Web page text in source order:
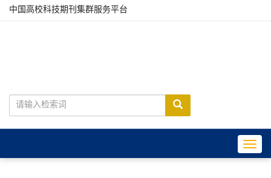
中国高校科技期刊集群服务平台